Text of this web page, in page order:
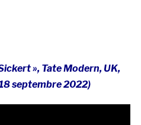
», Tate Modern, UK,
septembre 2022)